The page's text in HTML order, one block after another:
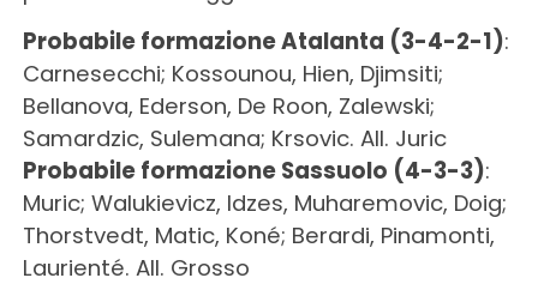
Probabile formazione Atalanta (3-4-2-1):
Carnesecchi; Kossounou, Hien, Djimsiti;
Bellanova, Ederson, De Roon, Zalewski;
Samardzic, Sulemana; Krsovic. All. Juric
Probabile formazione Sassuolo (4-3-3):
Muric; Walukievicz, Idzes, Muharemovic, Doig;
Thorstvedt, Matic, Koné; Berardi, Pinamonti,
Laurienté. All. Grosso